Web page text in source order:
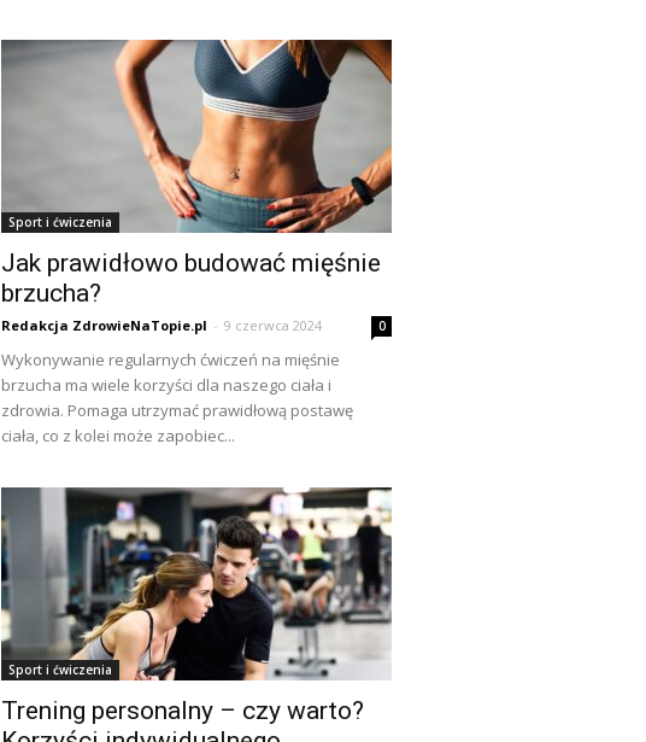
Sport i ćwiczenia
Jak prawidłowo budować mięśnie
brzucha?
Redakcja ZdrowieNaTopie.pl - 9 czerwca 2024 0
Wykonywanie regularnych ćwiczeń na mięśnie
brzucha ma wiele korzyści dla naszego ciała i
zdrowia. Pomaga utrzymać prawidłową postawę
ciała, co z kolei może zapobiec...
Sport i ćwiczenia
Trening personalny – czy warto?